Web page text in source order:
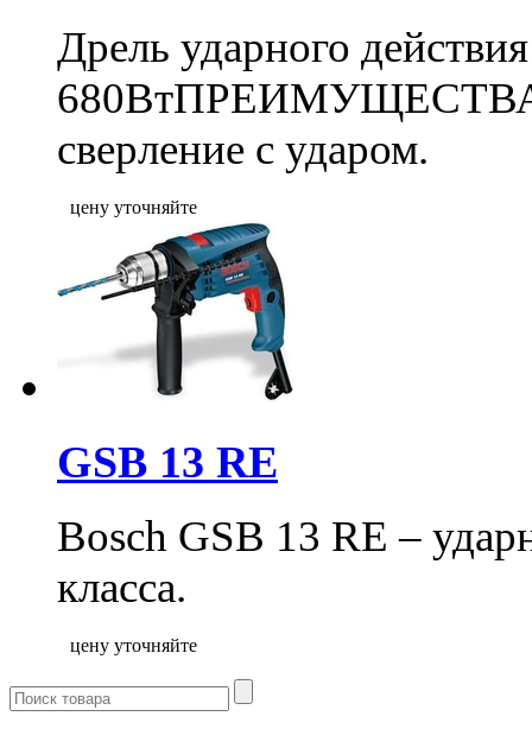
Дрель ударного
680ВтПРЕИМУЩЕСТВА:
сверление с ударом.
цену уточняйте
GSB 13 RE
Bosch GSB 13 RE –
класса.
цену уточняйте